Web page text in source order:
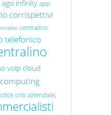
ago infinity app
corrispettivi
centralino
telefonico
voip cloud
crisi aziendale;